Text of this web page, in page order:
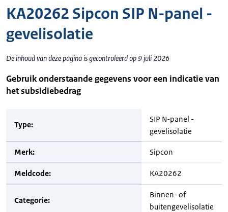
KA20262 Sipcon SIP N-panel -
gevelisolatie
De inhoud van deze pagina is gecontroleerd op 9 juli 2026
Gebruik onderstaande gegevens voor een indicatie van
het subsidiebedrag
Type:
SIP N-panel -
gevelisolatie
Merk: Sipcon
Meldcode: KA20262
Categorie:
Binnen- of
buitengevelisolatie